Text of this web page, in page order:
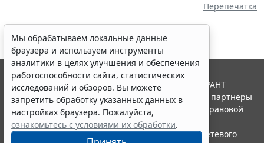
Перепечатка
Мы обрабатываем локальные данные
браузера и используем инструменты
аналитики в целях улучшения и обеспечения
работоспособности сайта, статистических
исследований и обзоров. Вы можете
запретить обработку указанных данных в
настройках браузера. Пожалуйста,
ознакомьтесь с условиями их обработки.
© ООО "НПП "ГАРАНТ-СЕРВИС", 2026. Система ГАРАНТ
выпускается с 1990 года. Компания "Гарант" и ее партнеры
являются участниками Российской ассоциации правовой
информации ГАРАНТ.
Портал ГАРАНТ.РУ зарегистрирован в качестве сетевого